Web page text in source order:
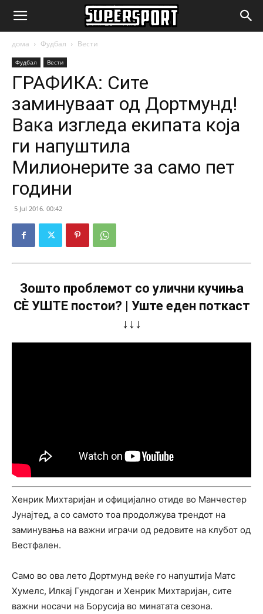
SuperSport.mk
дома Фудбал Вести
Фудбал Вести
ГРАФИКА: Сите
заминуваат од Дортмунд!
Вака изгледа екипата која
ги напуштила
Милионерите за само пет
години
5 Jul 2016. 00:42
Зошто проблемот со улични кучиња
СÈ УШТЕ постои? | Уште еден поткаст
↓↓↓
Хенрик Михтаријан и официјално отиде во Манчестер
Јунајтед, а со самото тоа продолжува трендот на
заминувања на важни играчи од редовите на клубот од
Вестфален.
Само во ова лето Дортмунд веќе го напуштија Матс
Хумелс, Илкај Гундоган и Хенрик Михтаријан, сите
важни носачи на Борусија во минатата сезона.